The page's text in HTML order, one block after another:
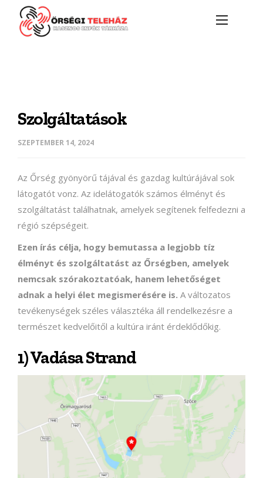
Szolgáltatások
SZEPTEMBER 14, 2024
Az Őrség gyönyörű tájával és gazdag kultúrájával sok
látogatót vonz. Az idelátogatók számos élményt és
szolgáltatást találhatnak, amelyek segítenek felfedezni a
régió szépségeit.
Ezen írás célja, hogy bemutassa a legjobb tíz
élményt és szolgáltatást az Őrségben, amelyek
nemcsak szórakoztatóak, hanem lehetőséget
adnak a helyi élet megismerésére is. A változatos
tevékenységek széles választéka áll rendelkezésre a
természet kedvelőitől a kultúra iránt érdeklődőkig.
1) Vadása Strand